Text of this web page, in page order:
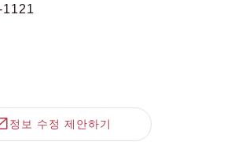
정보 수정 제안하기